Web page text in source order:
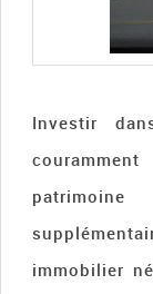
Investir
immobilier